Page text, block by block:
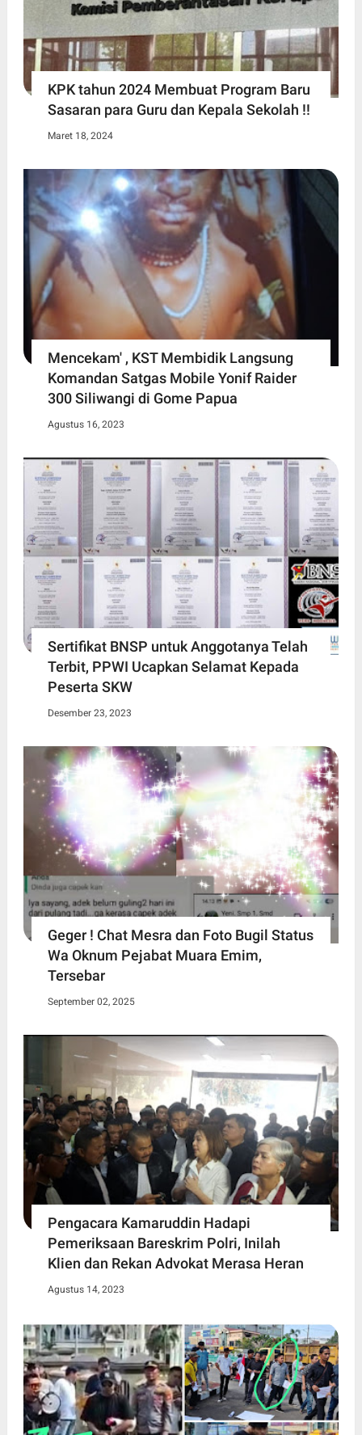
KPK tahun 2024 Membuat Program Baru
Sasaran para Guru dan Kepala Sekolah !!
Maret 18, 2024
Mencekam' , KST Membidik Langsung
Komandan Satgas Mobile Yonif Raider
300 Siliwangi di Gome Papua
Agustus 16, 2023
Sertifikat BNSP untuk Anggotanya Telah
Terbit, PPWI Ucapkan Selamat Kepada
Peserta SKW
Desember 23, 2023
Geger ! Chat Mesra dan Foto Bugil Status
Wa Oknum Pejabat Muara Emim,
Tersebar
September 02, 2025
Pengacara Kamaruddin Hadapi
Pemeriksaan Bareskrim Polri, Inilah
Klien dan Rekan Advokat Merasa Heran
Agustus 14, 2023